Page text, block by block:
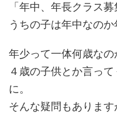
「年中、年長クラス
うちの子は年中なのか
年少って一体何歳な
４歳の子供とか言っ
に。
そんな疑問もあります